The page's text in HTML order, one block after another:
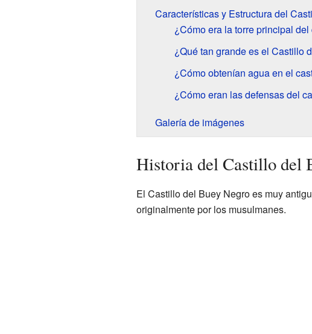
Características y Estructura del
¿Cómo era la torre principal
¿Qué tan grande es el Castillo
¿Cómo obtenían agua en el
¿Cómo eran las defensas del
Galería de imágenes
Historia del Castillo del
El Castillo del Buey Negro es muy
originalmente por los musulmanes.